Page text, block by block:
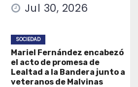
Jul 30, 2026
SOCIEDAD
Mariel Fernández encabezó
el acto de promesa de
Lealtad a la Bandera junto a
veteranos de Malvinas